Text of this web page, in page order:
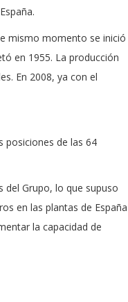
mismo momento se inició
en 1955. La producción
En 2008, ya con el
posiciones de las 64
del Grupo, lo que supuso
en las plantas de España
la capacidad de